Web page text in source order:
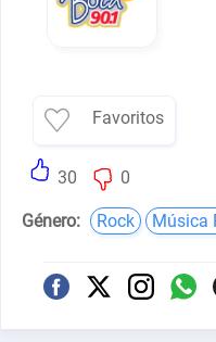
Favoritos
30 0
Género: Rock Música